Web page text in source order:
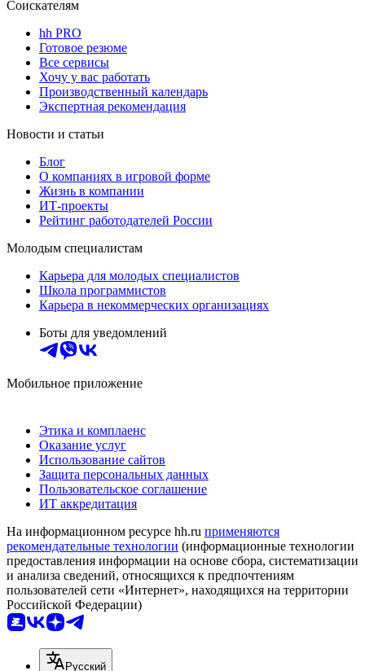
Соискателям
hh PRO
Готовое резюме
Все сервисы
Хочу у вас работать
Производственный календарь
Экспертная рекомендация
Новости и статьи
Блог
О компаниях в игровой форме
Жизнь в компании
ИТ-проекты
Рейтинг работодателей России
Молодым специалистам
Карьера для молодых специалистов
Школа программистов
Карьера в некоммерческих организациях
Боты для уведомлений
Мобильное приложение
Этика и комплаенс
Оказание услуг
Использование сайтов
Защита персональных данных
Пользовательское соглашение
ИТ аккредитация
На информационном ресурсе hh.ru применяются
рекомендательные технологии (информационные технологии
предоставления информации на основе сбора, систематизации
и анализа сведений, относящихся к предпочтениям
пользователей сети «Интернет», находящихся на территории
Российской Федерации)
Русский